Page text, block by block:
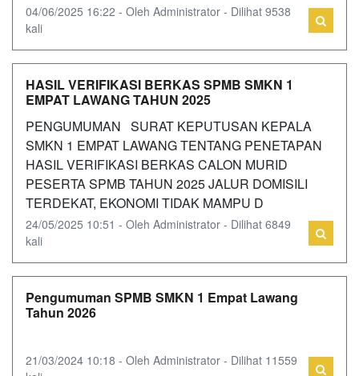
04/06/2025 16:22 - Oleh Administrator - Dilihat 9538
kali
HASIL VERIFIKASI BERKAS SPMB SMKN 1
EMPAT LAWANG TAHUN 2025
PENGUMUMAN SURAT KEPUTUSAN KEPALA
SMKN 1 EMPAT LAWANG TENTANG PENETAPAN
HASIL VERIFIKASI BERKAS CALON MURID
PESERTA SPMB TAHUN 2025 JALUR DOMISILI
TERDEKAT, EKONOMI TIDAK MAMPU D
24/05/2025 10:51 - Oleh Administrator - Dilihat 6849
kali
Pengumuman SPMB SMKN 1 Empat Lawang
Tahun 2026
21/03/2024 10:18 - Oleh Administrator - Dilihat 11559